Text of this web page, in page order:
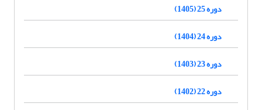
دوره 25 (1405)
دوره 24 (1404)
دوره 23 (1403)
دوره 22 (1402)